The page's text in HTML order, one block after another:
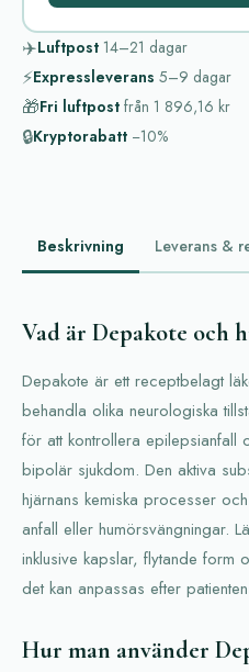
✈️Luftpost 14–21 dagar
⚡Expressleverans 5–9 dagar
🎁Fri luftpost från 1 896,16 kr
🔒Kryptorabatt −10%
Beskrivning Leverans &
Vad är Depakote och
Depakote är ett receptbelagt
behandla olika neurologiska
för att kontrollera epilepsianfall
bipolär sjukdom. Den aktiva
hjärnans kemiska processer
anfall eller humörsvängningar.
inklusive kapslar, flytande form
det kan anpassas efter
Hur man använder